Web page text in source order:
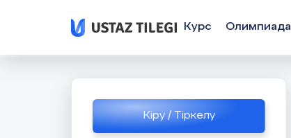
Кіру / Тіркелу
Курс Олимпиада